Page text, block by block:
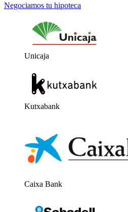
Negociamos tu hipoteca
Unicaja
Kutxabank
Caixa Bank